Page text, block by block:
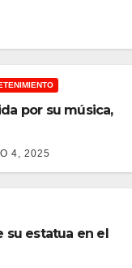
por su música,
4, 2025
su estatua en el